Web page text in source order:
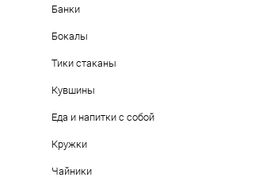
Банки
Бокалы
Тики стаканы
Кувшины
Еда и напитки с собой
Кружки
Чайники